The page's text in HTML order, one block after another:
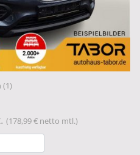
(178,99 € netto mtl.)